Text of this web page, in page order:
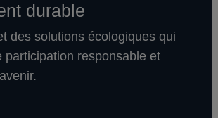
durable
des solutions écologiques qui
participation responsable et